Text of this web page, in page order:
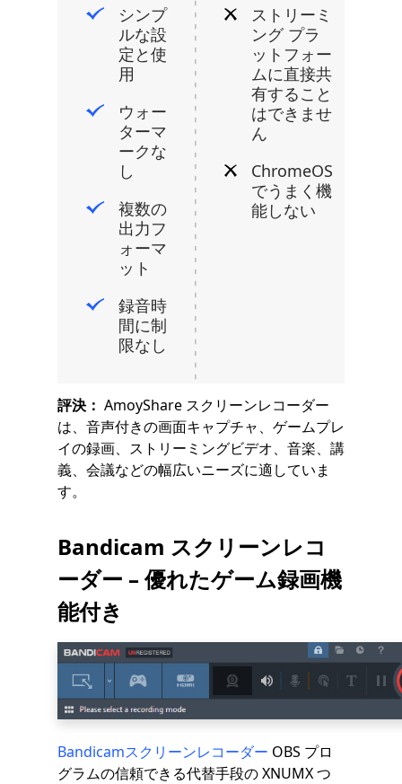
シンプ
ルな設
定と使
用
ウォー
ターマ
ークな
し
複数の
出力フ
ォーマ
ット
録音時
間に制
限なし
ストリーミ
ング プラ
ットフォー
ムに直接共
有すること
はできませ
ん
ChromeOS
でうまく機
能しない
評決： AmoyShare スクリーンレコーダー
は、音声付きの画面キャプチャ、ゲームプレ
イの録画、ストリーミングビデオ、音楽、講
義、会議などの幅広いニーズに適していま
す。
Bandicam スクリーンレコ
ーダー – 優れたゲーム録画機
能付き
Bandicamスクリーンレコーダー OBS プロ
グラムの信頼できる代替手段の XNUMX つ